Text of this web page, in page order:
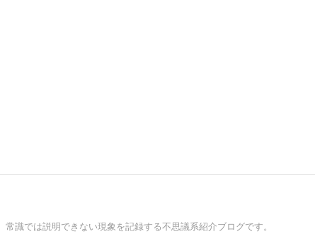
識では説明できない現象を記録する不思議系紹介ブログです。